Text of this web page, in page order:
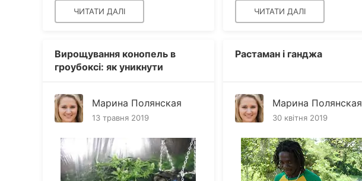
ЧИТАТИ ДАЛІ ЧИТАТИ ДАЛІ
Вирощування конопель в
гроубоксі: як уникнути
вітрових опіків
Марина Полянская
13 травня 2019
Растаман і ганджа
Марина Полянская
30 квітня 2019